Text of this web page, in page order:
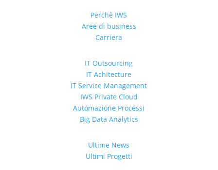
Perchè IWS
Aree di business
Carriera
IT Outsourcing
IT Achitecture
IT Service Management
IWS Private Cloud
Automazione Processi
Big Data Analytics
Ultime News
Ultimi Progetti